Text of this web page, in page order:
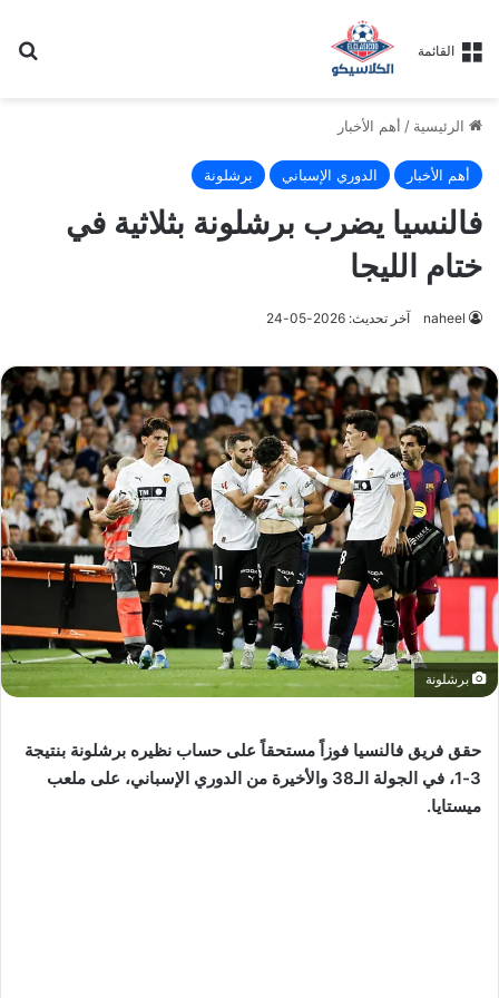
القائمة
الرئيسية / أهم الأخبار
أهم الأخبار الدوري الإسباني برشلونة
فالنسيا يضرب برشلونة بثلاثية في
ختام الليجا
naheel آخر تحديث: 2026-05-24
برشلونة
حقق فريق فالنسيا فوزاً مستحقاً على حساب نظيره برشلونة بنتيجة
3-1، في الجولة الـ38 والأخيرة من الدوري الإسباني، على ملعب
ميستايا.